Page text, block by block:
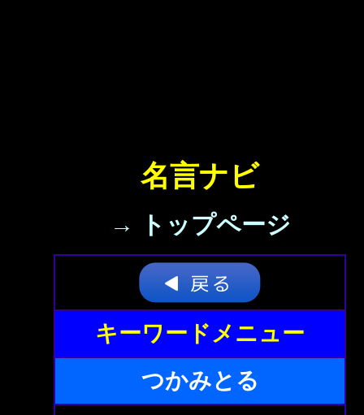
名言ナビ
→ トップページ
キーワードメニュー
つかみとる